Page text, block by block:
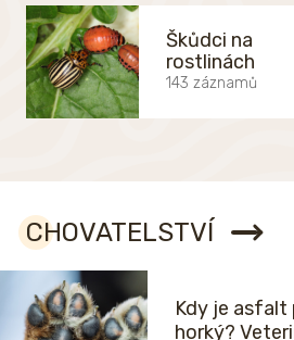
Škůdci na
rostlinách
143 záznamů
CHOVATELSTVÍ
Kdy je asfalt
horký?